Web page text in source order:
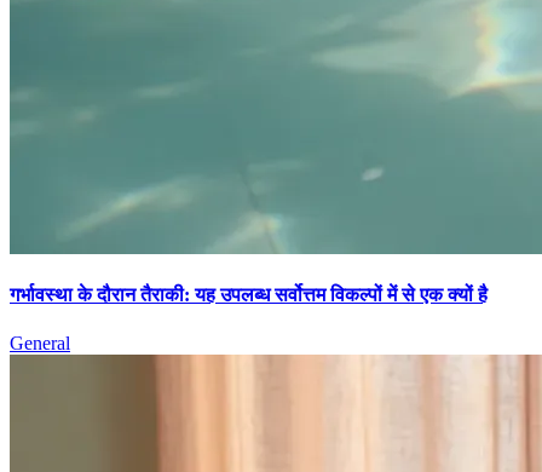
गर्भावस्था के दौरान तैराकी: यह उपलब्ध सर्वोत्तम विकल्पों में से एक क्यों है
General